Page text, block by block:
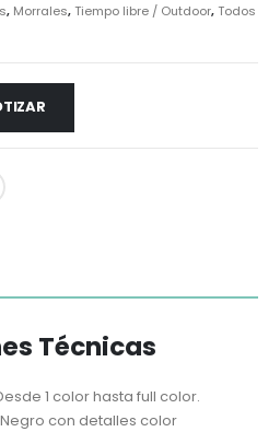
, Morrales,Tiempo libre / Outdoor,Todos
Técnicas
1 color hasta full color.
Negro con detalles color